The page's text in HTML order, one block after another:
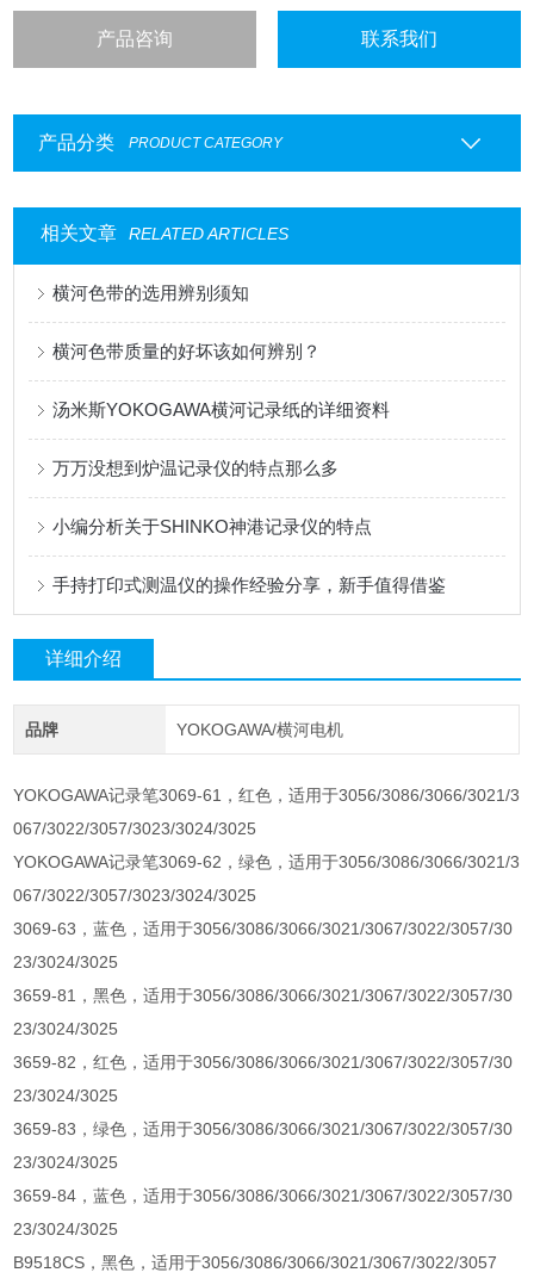
产品咨询 联系我们
产品分类 PRODUCT CATEGORY
相关文章 RELATED ARTICLES
横河色带的选用辨别须知
横河色带质量的好坏该如何辨别？
汤米斯YOKOGAWA横河记录纸的详细资料
万万没想到炉温记录仪的特点那么多
小编分析关于SHINKO神港记录仪的特点
手持打印式测温仪的操作经验分享，新手值得借鉴
详细介绍
品牌 YOKOGAWA/横河电机
YOKOGAWA记录笔3069-61，红色，适用于3056/3086/3066/3021/3
067/3022/3057/3023/3024/3025
YOKOGAWA记录笔3069-62，绿色，适用于3056/3086/3066/3021/3
067/3022/3057/3023/3024/3025
3069-63，蓝色，适用于3056/3086/3066/3021/3067/3022/3057/30
23/3024/3025
3659-81，黑色，适用于3056/3086/3066/3021/3067/3022/3057/30
23/3024/3025
3659-82，红色，适用于3056/3086/3066/3021/3067/3022/3057/30
23/3024/3025
3659-83，绿色，适用于3056/3086/3066/3021/3067/3022/3057/30
23/3024/3025
3659-84，蓝色，适用于3056/3086/3066/3021/3067/3022/3057/30
23/3024/3025
B9518CS，黑色，适用于3056/3086/3066/3021/3067/3022/3057